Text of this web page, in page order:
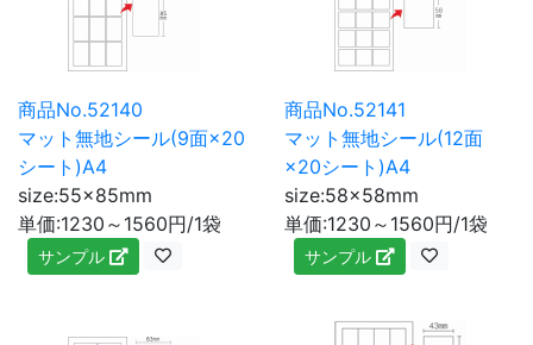
商品No.52140
マット無地シール(9面×20
シート)A4
size:55×85mm
単価:1230～1560円/1袋
サンプル
商品No.52141
マット無地シール(12面
×20シート)A4
size:58×58mm
単価:1230～1560円/1袋
サンプル